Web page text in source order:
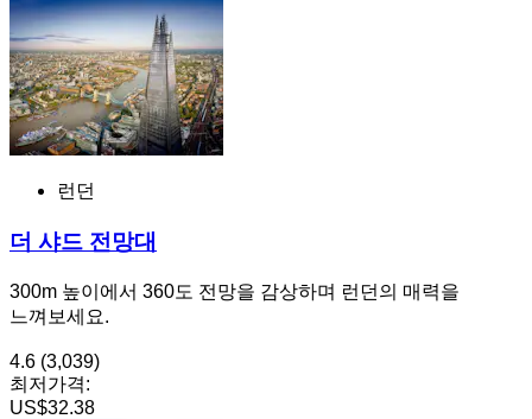
런던
더 샤드 전망대
300m 높이에서 360도 전망을 감상하며 런던의 매력을
느껴보세요.
4.6 (3,039)
최저가격:
US$32.38